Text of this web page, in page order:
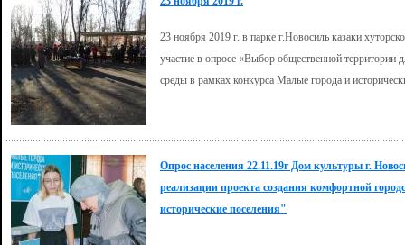
23 ноября 2019 г. в парке г.Новосиль казаки
участие в опросе «Выбор общественной территории
среды в рамках конкурса Малые города и
Опрос населения 22.11.19г Дом культуры г.
реализации проекта создания комфортной
исторические поселения"